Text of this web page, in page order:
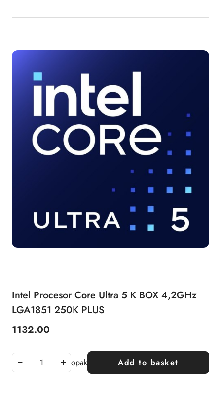
Intel Procesor Core Ultra 5 K BOX 4,2GHz
LGA1851 250K PLUS
Price:
1132.00
opak Add to basket